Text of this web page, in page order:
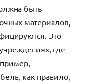
быть
материалов,
Это
где
как правило,